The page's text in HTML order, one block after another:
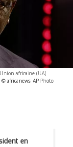
africaine (UA) -
africanews AP Photo
en